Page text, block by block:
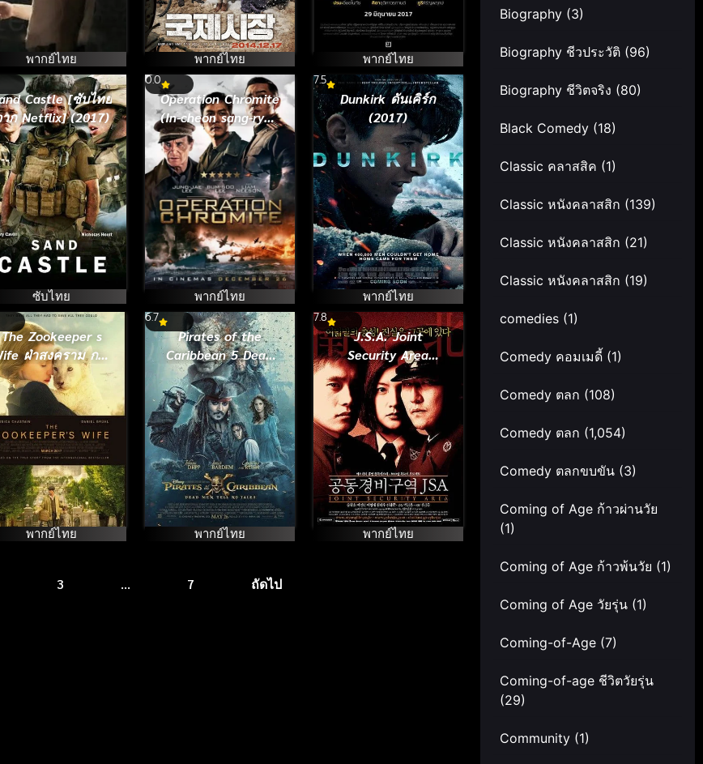
พากย์ไทย พากย์ไทย พากย์ไทย
Castle [ซับไทย
ก Netflix] (2017)
ซับไทย
0.0
Operation Chromite
(In-cheon sang-ryuk
jak-jeon) ยึด (2016)
พากย์ไทย
7.5
Dunkirk ดันเคิร์ก
(2017)
พากย์ไทย
The Zookeeper s
ฝ่าสงคราม กรง
สมรภูมิ (2017)
พากย์ไทย
6.7
Pirates of the
Caribbean 5 Dead
Men Tell No Tales
สงครามแค้นโจรสลัด
ไร้ชีพ (2017)
พากย์ไทย
7.8
J.S.A. Joint
Security Area
สงครามเกียรติยศ
มิตรภาพเหนือ
พรมแดน (2000)
พากย์ไทย
3 … 7 ถัดไป
Biography (3)
Biography ชีวประวัติ (96)
Biography ชีวิตจริง (80)
Black Comedy (18)
Classic คลาสสิค (1)
Classic หนังคลาสสิก (139)
Classic หนังคลาสสิก (21)
Classic หนังคลาสสิก (19)
comedies (1)
Comedy คอมเมดี้ (1)
Comedy ตลก (108)
Comedy ตลก (1,054)
Comedy ตลกขบขัน (3)
Coming of Age ก้าวผ่านวัย
(1)
Coming of Age ก้าวพ้นวัย (1)
Coming of Age วัยรุ่น (1)
Coming-of-Age (7)
Coming-of-age ชีวิตวัยรุ่น
(29)
Community (1)